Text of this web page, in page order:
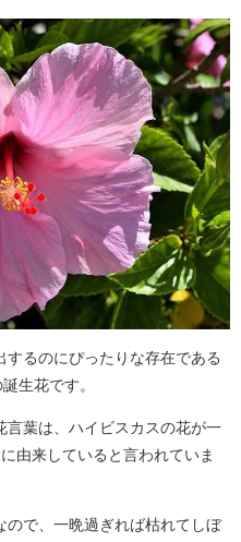
るのにぴったりな存在である
生花です。
言葉は、ハイビスカスの花が一
由来していると言われていま
ので、一晩過ぎれば枯れてしぼ